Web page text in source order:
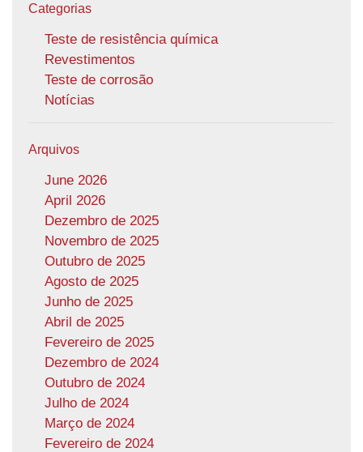
Categorias
Teste de resistência química
Revestimentos
Teste de corrosão
Notícias
Arquivos
June 2026
April 2026
Dezembro de 2025
Novembro de 2025
Outubro de 2025
Agosto de 2025
Junho de 2025
Abril de 2025
Fevereiro de 2025
Dezembro de 2024
Outubro de 2024
Julho de 2024
Março de 2024
Fevereiro de 2024